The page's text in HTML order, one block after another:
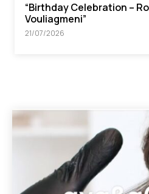
“Βirthday Celebration –
Vouliagmeni”
21/07/2026